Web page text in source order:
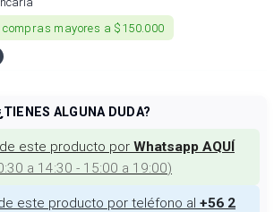
mayores a $150.000
ALGUNA DUDA?
este producto por Whatsapp AQUÍ
a 14:30 - 15:00 a 19:00)
este producto por teléfono al +56 2